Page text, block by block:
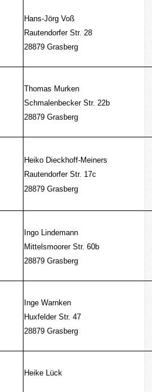
Hans-Jörg Voß
Rautendorfer Str. 28
28879 Grasberg
Thomas Murken
Schmalenbecker Str. 22b
28879 Grasberg
Heiko Dieckhoff-Meiners
Rautendorfer Str. 17c
28879 Grasberg
Ingo Lindemann
Mittelsmoorer Str. 60b
28879 Grasberg
Inge Warnken
Huxfelder Str. 47
28879 Grasberg
Heike Lück